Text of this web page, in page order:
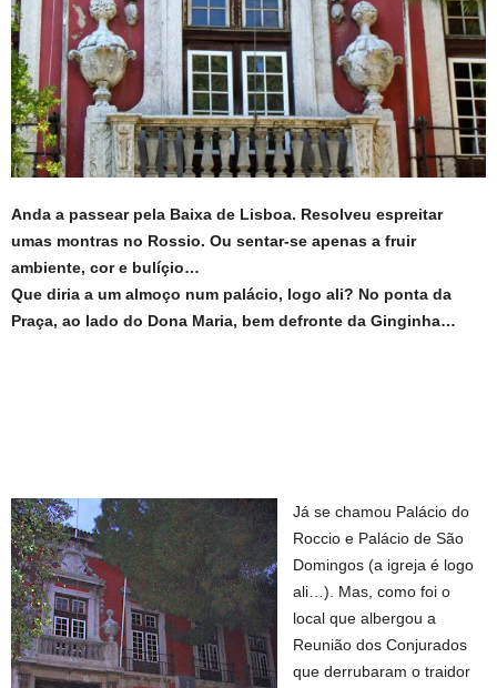
Anda a passear pela Baixa de Lisboa. Resolveu espreitar
umas montras no Rossio. Ou sentar-se apenas a fruir
ambiente, cor e bulíçio…
Que diria a um almoço num palácio, logo ali? No ponta da
Praça, ao lado do Dona Maria, bem defronte da Ginginha…
Já se chamou Palácio do
Roccio e Palácio de São
Domingos (a igreja é logo
ali…). Mas, como foi o
local que albergou a
Reunião dos Conjurados
que derrubaram o traidor